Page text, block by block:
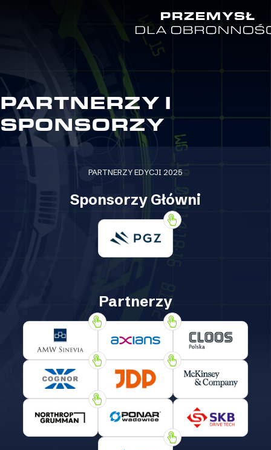
PARTNERZY I
SPONSORZY
PARTNERZY EDYCJI 2025
Sponsorzy Główni
Partnerzy